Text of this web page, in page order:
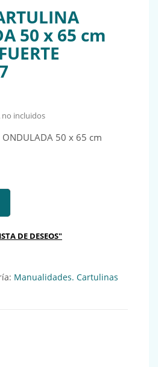
50 x 65 cm
era: 1,55€.
actual es: 1,35€.
no incluidos
ONDULADA 50 x 65 cm
DE DESEOS"
Manualidades. Cartulinas